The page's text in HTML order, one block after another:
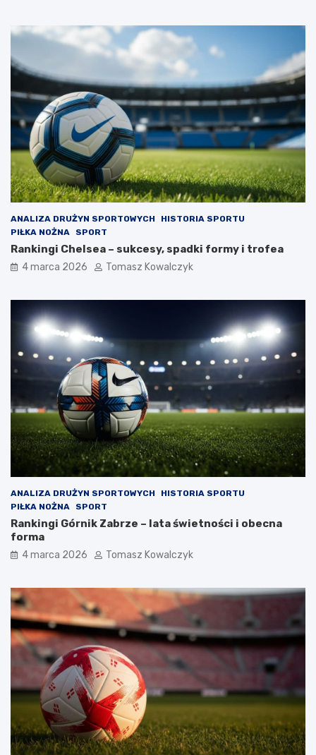
ANALIZA DRUŻYN SPORTOWYCH
HISTORIA SPORTU
PIŁKA NOŻNA
SPORT
Rankingi Chelsea – sukcesy, spadki formy i trofea
4 marca 2026 Tomasz Kowalczyk
ANALIZA DRUŻYN SPORTOWYCH
HISTORIA SPORTU
PIŁKA NOŻNA
SPORT
Rankingi Górnik Zabrze – lata świetności i obecna
forma
4 marca 2026 Tomasz Kowalczyk